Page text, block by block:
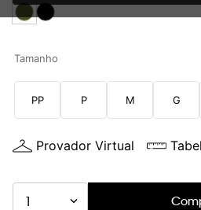
nosso Aviso de Privacidade.
consideraremos isso como sua
entre outros, a capacidade de
Cookies acesse o link.
Tamanho
PP P M G
Provador Virtual
1